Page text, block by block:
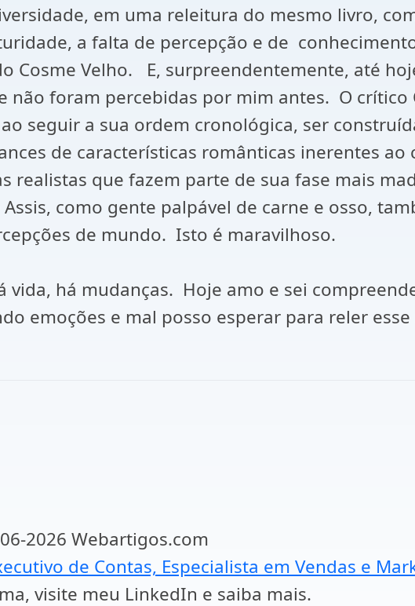
em uma releitura do mesmo livro,
a falta de percepção e de
Cosme Velho. E, surpreendentemente, até
não foram percebidas por mim antes. O crítico
seguir a sua ordem cronológica, ser
de características românticas inerentes ao
realistas que fazem parte de sua fase mais
como gente palpável de carne e osso,
de mundo. Isto é maravilhoso.
vida, há mudanças. Hoje amo e sei
emoções e mal posso esperar para reler
2026 Webartigos.com
de Contas, Especialista em Vendas e
visite meu LinkedIn e saiba mais.